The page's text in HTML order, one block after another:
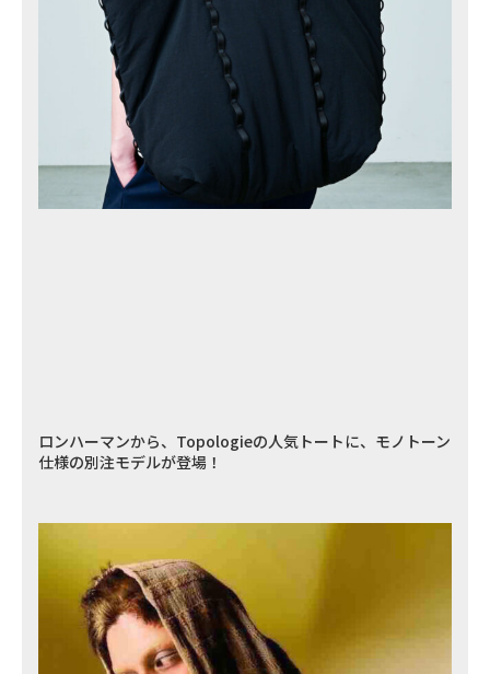
ロンハーマンから、Topologieの人気トートに、モノトーン
仕様の別注モデルが登場！